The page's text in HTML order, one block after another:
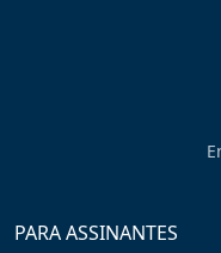
PARA ASSINANTES